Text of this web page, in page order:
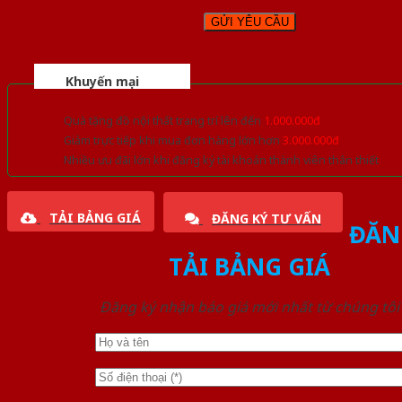
Khuyến mại
Quà tặng đồ nội thất trang trí lên đến 1.000.000đ
Giảm trực tiếp khi mua đơn hàng lớn hơn 3.000.000đ
Nhiều ưu đãi lớn khi đăng ký tài khoản thành viên thân thiết
TẢI BẢNG GIÁ ĐĂNG KÝ TƯ VẤN
TẢI BẢNG GIÁ
Đăng ký nhận báo giá mới nhất từ chúng tôi